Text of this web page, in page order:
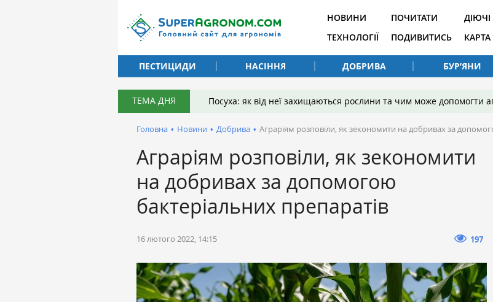
НОВИНИ
ТЕХНОЛОГІЇ
ПОЧИТАТИ
ПОДИВИТИСЬ
КАРТА
ПЕСТИЦИДИ
НАСІННЯ ДОБРИВА БУР’ЯНИ
ТЕМА ДНЯ Посуха: як від неї захищаються рослини та чим може допомогти
Головна • Новини • Добрива • Аграріям розповіли, як зекономити на добривах за
Аграріям розповіли, як зекономити
на добривах за допомогою
бактеріальних препаратів
16 лютого 2022, 14:15 197